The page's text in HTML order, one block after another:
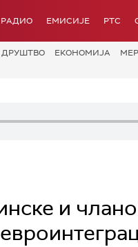
РАДИО ЕМИСИЈЕ РТС
ДРУШТВО ЕКОНОМИЈА
и